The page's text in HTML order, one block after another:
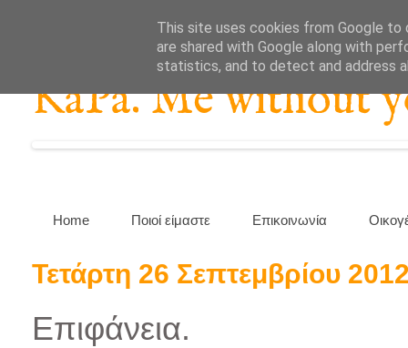
KaPa. Me without
Home Ποιοί είμαστε Επικοινωνία
Τετάρτη 26 Σεπτεμβρίου
Επιφάνεια.
This site uses cookies from Google to
are shared with Google along with
statistics, and to detect and address